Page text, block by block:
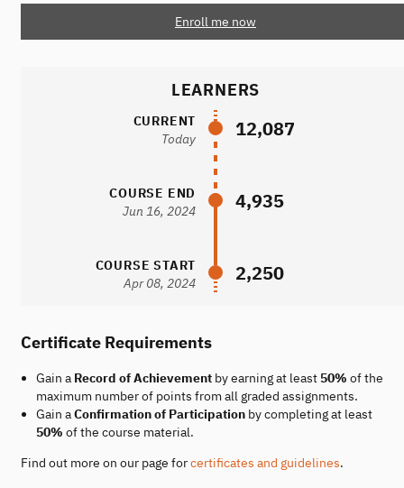
Enroll me now
LEARNERS
CURRENT
Today
12,087
COURSE END
Jun 16, 2024
4,935
COURSE START
Apr 08, 2024
2,250
Certificate Requirements
Gain a Record of Achievementby earning at least 50% of the
maximum number of points from all graded assignments.
Gain aConfirmation of Participationby completing at least
50% of the course material.
Find out more on our page forcertificates and guidelines.